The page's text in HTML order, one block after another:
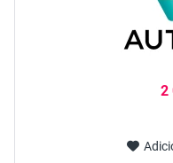
2